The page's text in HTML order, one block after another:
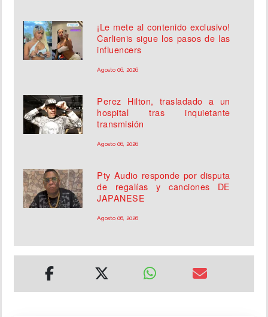
¡Le mete al contenido exclusivo!
Carlienis sigue los pasos de las
influencers
Agosto 06, 2026
Perez Hilton, trasladado a un
hospital tras inquietante
transmisión
Agosto 06, 2026
Pty Audio responde por disputa
de regalías y canciones DE
JAPANESE
Agosto 06, 2026